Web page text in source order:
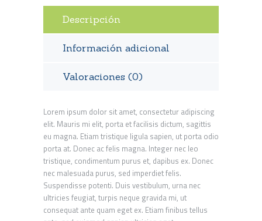
Descripción
Información adicional
Valoraciones (0)
Lorem ipsum dolor sit amet, consectetur adipiscing
elit. Mauris mi elit, porta et facilisis dictum, sagittis
eu magna. Etiam tristique ligula sapien, ut porta odio
porta at. Donec ac felis magna. Integer nec leo
tristique, condimentum purus et, dapibus ex. Donec
nec malesuada purus, sed imperdiet felis.
Suspendisse potenti. Duis vestibulum, urna nec
ultricies feugiat, turpis neque gravida mi, ut
consequat ante quam eget ex. Etiam finibus tellus